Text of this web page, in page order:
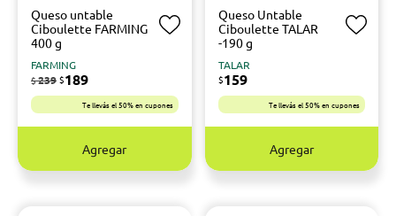
Queso untable
Ciboulette FARMING
400 g
FARMING
$239 $189
Te llevás el 50% en cupones
Agregar
Queso Untable
Ciboulette TALAR
-190 g
TALAR
$159
Te llevás el 50% en cupones
Agregar